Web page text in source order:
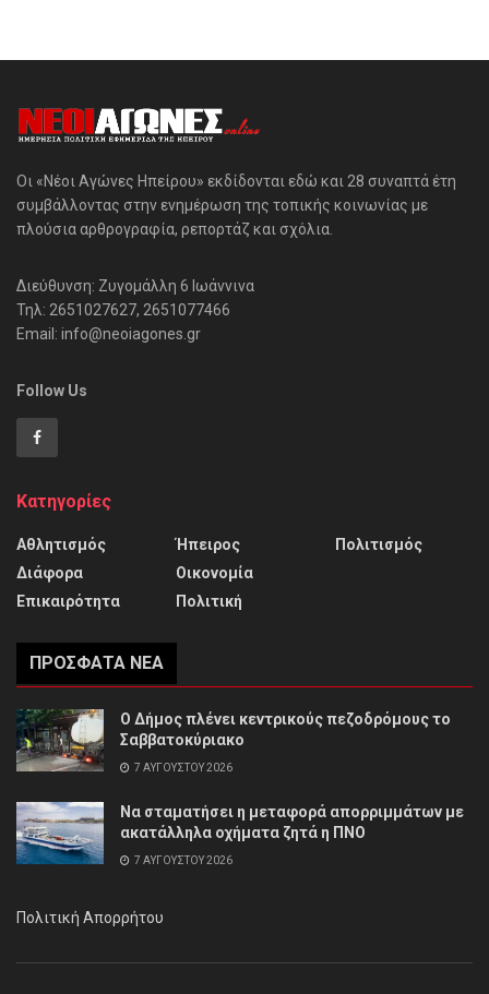
Οι «Νέοι Αγώνες Ηπείρου» εκδίδονται εδώ και 28 συναπτά έτη
συμβάλλοντας στην ενημέρωση της τοπικής κοινωνίας με
πλούσια αρθρογραφία, ρεπορτάζ και σχόλια.
Διεύθυνση: Ζυγομάλλη 6 Ιωάννινα
Τηλ: 2651027627, 2651077466
Email: info@neoiagones.gr
Follow Us
Κατηγορίες
Αθλητισμός
Διάφορα
Επικαιρότητα
Ήπειρος
Οικονομία
Πολιτική
Πολιτισμός
ΠΡΌΣΦΑΤΑ ΝΈΑ
Ο Δήμος πλένει κεντρικούς πεζοδρόμους το
Σαββατοκύριακο
7 ΑΥΓΟΎΣΤΟΥ 2026
Να σταματήσει η μεταφορά απορριμμάτων με
ακατάλληλα οχήματα ζητά η ΠΝΟ
7 ΑΥΓΟΎΣΤΟΥ 2026
Πολιτική Απορρήτου